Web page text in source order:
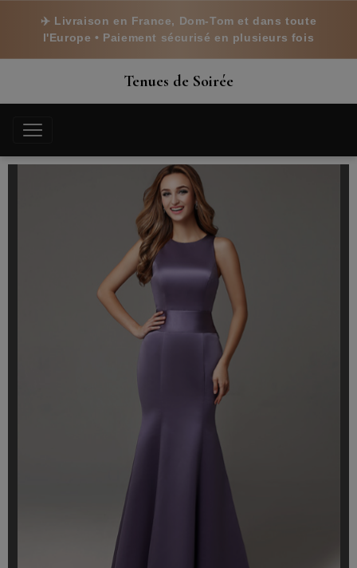
✈️ Livraison en France, Dom-Tom et dans toute
l'Europe • Paiement sécurisé en plusieurs fois
Tenues de Soirée